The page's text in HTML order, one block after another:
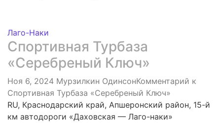
Лаго-Наки
Спортивная Турбаза
«Серебреный Ключ»
Ноя 6, 2024 Мурзилкин ОдинсонКомментарий к
Спортивная Турбаза «Серебреный Ключ»
RU, Краснодарский край, Апшеронский район, 15-й
км автодороги «Даховская — Лаго-наки»